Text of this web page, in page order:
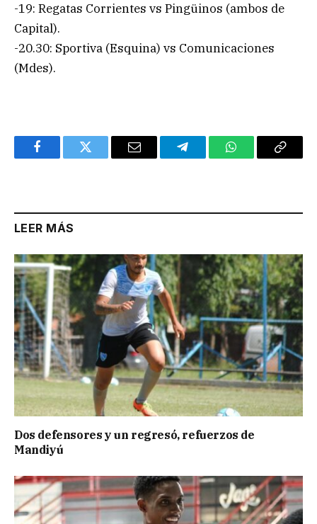
-19: Regatas Corrientes vs Pingüinos (ambos de
Capital).
-20.30: Sportiva (Esquina) vs Comunicaciones
(Mdes).
FacebookTwitter Email TelegramWhatsAppCopy
LEER MÁS
Dos defensores y un regresó, refuerzos de
Mandiyú